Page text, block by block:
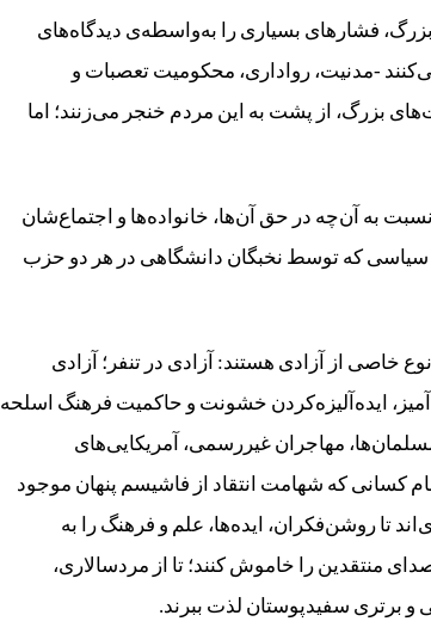
فشارهای بسیاری را به‌واسطه‌ی دیدگاه‌های
-مدنیت، رواداری، محکومیت تعصبات و
بزرگ، از پشت به این مردم خنجر می‌زنند؛ اما
به آن‌چه در حق آن‌ها، خانواده‌ها و اجتماع‌شان
سیاسی که توسط نخبگان دانشگاهی در هر دو حزب
خاصی از آزادی هستند: آزادی در تنفر؛ آزادی
ایده‌آلیزه‌کردن خشونت و حاکمیت فرهنگ اسلحه
مهاجران غیررسمی، آمریکایی‌های
کسانی که شهامت انتقاد از فاشیسم پنهان موجود
تا روشن‌فکران، ایده‌ها، علم و فرهنگ را به
منتقدین را خاموش کنند؛ تا از مردسالاری،
و برتری سفیدپوستان لذت ببرند.